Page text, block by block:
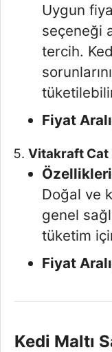
Uygun
seçeneği
tercih.
Fiyat
Vitakraft Cat
Doğal ve
genel
tüketim
Fiyat
Kedi Maltı